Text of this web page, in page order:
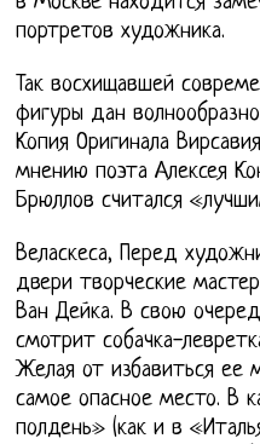
портретов художника.
Так восхищавшей
фигуры дан
Копия Оригинала
мнению поэта Алексея
Брюллов считался
Веласкеса, Перед
двери творческие
Ван Дейка. В свою
смотрит собачка-
Желая от избавиться ее
самое опасное место. В
полдень» (как и в